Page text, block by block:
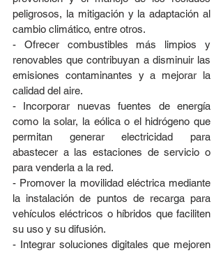
peligrosos, la mitigación y la adaptación al
cambio climático, entre otros.
- Ofrecer combustibles más limpios y
renovables que contribuyan a disminuir las
emisiones contaminantes y a mejorar la
calidad del aire.
- Incorporar nuevas fuentes de energía
como la solar, la eólica o el hidrógeno que
permitan generar electricidad para
abastecer a las estaciones de servicio o
para venderla a la red.
- Promover la movilidad eléctrica mediante
la instalación de puntos de recarga para
vehículos eléctricos o híbridos que faciliten
su uso y su difusión.
- Integrar soluciones digitales que mejoren